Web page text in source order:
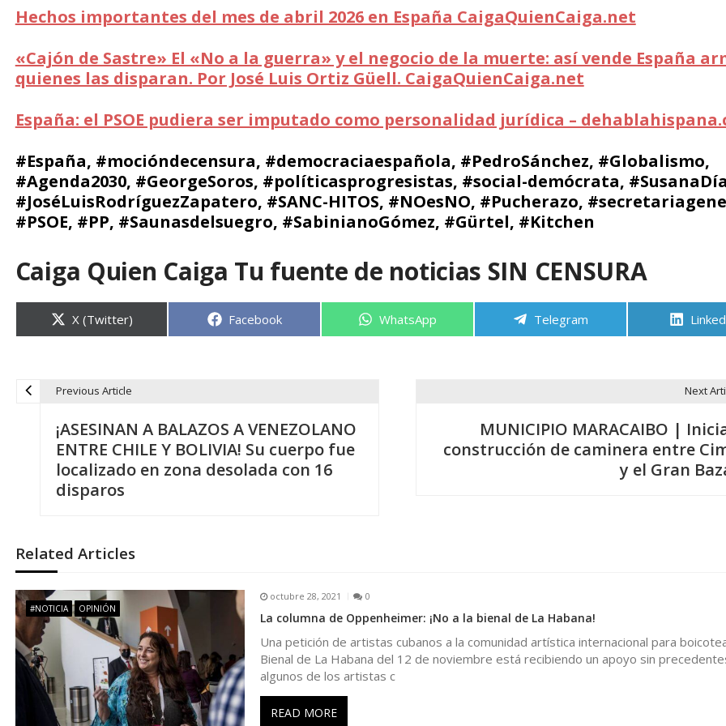
Hechos importantes del mes de abril 2026 en España CaigaQuienCaiga.net
«Cajón de Sastre» El «No a la guerra» y el negocio de la muerte: así vende España
quienes las disparan. Por José Luis Ortiz Güell. CaigaQuienCaiga.net
España: el PSOE pudiera ser imputado como personalidad jurídica –
#España, #mocióndecensura, #democraciaespañola, #PedroSánchez, #Globalismo,
#Agenda2030, #GeorgeSoros, #políticasprogresistas, #social-demócrata,
#JoséLuisRodríguezZapatero, #SANC-HITOS, #NOesNO, #Pucherazo,
#PSOE, #PP, #Saunasdelsuegro, #SabinianoGómez, #Gürtel, #Kitchen
Caiga Quien Caiga Tu fuente de noticias SIN CENSURA
Compartir
en
X (Twitter) Compartir
Facebook Compartir
WhatsApp Compartir
Telegram
g
a
c
Previous Article
¡ASESINAN A BALAZOS A VENEZOLANO
ENTRE CHILE Y BOLIVIA! Su cuerpo fue
localizado en zona desolada con 16
disparos
Next
MUNICIPIO MARACAIBO |
construcción de caminera entre
y el Gran
Related Articles
#NOTICIA OPINIÓN
octubre 28, 2021 0
La columna de Oppenheimer: ¡No a la bienal de La Habana!
Una petición de artistas cubanos a la comunidad artística internacional para
Bienal de La Habana del 12 de noviembre está recibiendo un apoyo sin
algunos de los artistas c
READ MORE